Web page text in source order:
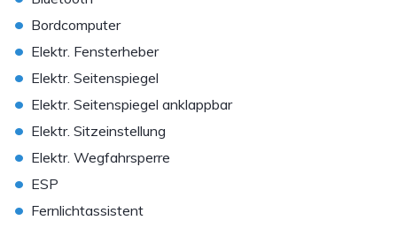
• Bordcomputer
• Elektr. Fensterheber
• Elektr. Seitenspiegel
• Elektr. Seitenspiegel anklappbar
• Elektr. Sitzeinstellung
• Elektr. Wegfahrsperre
• ESP
• Fernlichtassistent